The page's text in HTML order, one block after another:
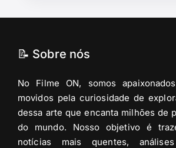
📝 Sobre nós
No Filme ON, somos
movidos pela curiosidade de
dessa arte que encanta milhões de
do mundo. Nosso objetivo é
notícias mais quentes,